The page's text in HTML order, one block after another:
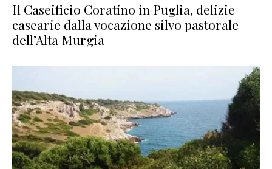
Il Caseificio Coratino in Puglia, delizie
casearie dalla vocazione silvo pastorale
dell’Alta Murgia